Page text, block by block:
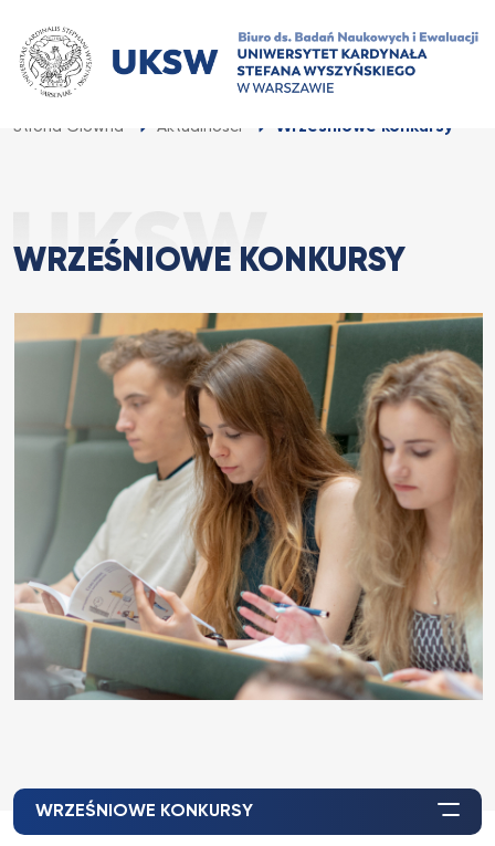
treści
Strona Główna Aktualności Wrześniowe konkursy
WRZEŚNIOWE KONKURSY
WRZEŚNIOWE KONKURSY